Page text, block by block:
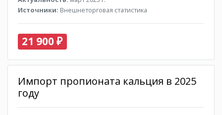
Источники: Внешнеторговая статистика
21 900 ₽
Импорт пропионата кальция в 2025
году